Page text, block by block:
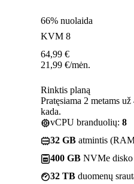
66% nuolaida
KVM 8
64,99 €
21,99 €/mėn.
Rinktis planą
Pratęsiama 2 metams
kada.
vCPU branduolių: 8
32 GB atmintis
400 GB NVMe disko
32 TB duomenų